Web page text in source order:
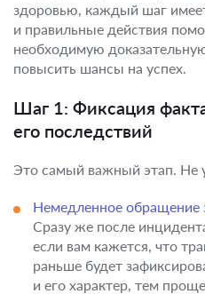
здоровью, каждый шаг
и правильные действия
необходимую
повысить шансы на успех.
Шаг 1: Фиксация
его последствий
Это самый важный этап. Не
Немедленное
Сразу же после
если вам кажется, что
раньше будет
и его характер, тем